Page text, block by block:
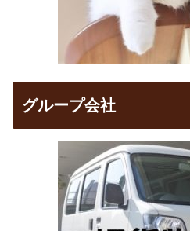
グループ会社